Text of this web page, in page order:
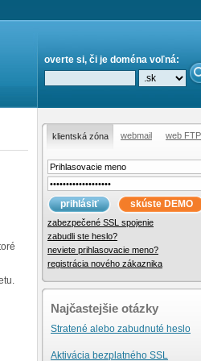
overte si, či je doména voľná:
klientská zóna webmail web FTP
prihlásiť skúste DEMO
zabezpečené SSL spojenie
zabudli ste heslo?
neviete prihlasovacie meno?
registrácia nového zákaznika
Najčastejšie otázky
Stratené alebo zabudnuté heslo
Aktivácia bezplatného SSL